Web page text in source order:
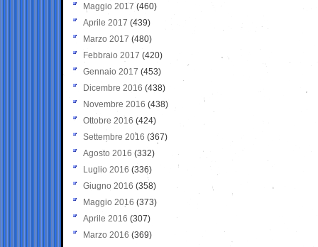
Maggio 2017 (460)
Aprile 2017 (439)
Marzo 2017 (480)
Febbraio 2017 (420)
Gennaio 2017 (453)
Dicembre 2016 (438)
Novembre 2016 (438)
Ottobre 2016 (424)
Settembre 2016 (367)
Agosto 2016 (332)
Luglio 2016 (336)
Giugno 2016 (358)
Maggio 2016 (373)
Aprile 2016 (307)
Marzo 2016 (369)